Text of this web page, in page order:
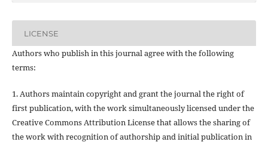
LICENSE
Authors who publish in this journal agree with the following
terms:
1. Authors maintain copyright and grant the journal the right of
first publication, with the work simultaneously licensed under the
Creative Commons Attribution License that allows the sharing of
the work with recognition of authorship and initial publication in